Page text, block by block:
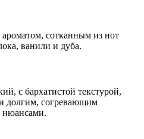
сотканным из нот
ванили и дуба.
с бархатистой текстурой,
долгим, согревающим
нюансами.